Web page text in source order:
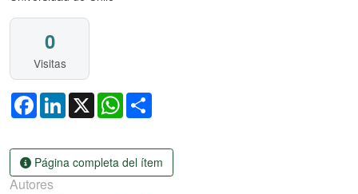
0
Visitas
FacebookLinkedIn
X WhatsApp
Página completa del ítem
Autores